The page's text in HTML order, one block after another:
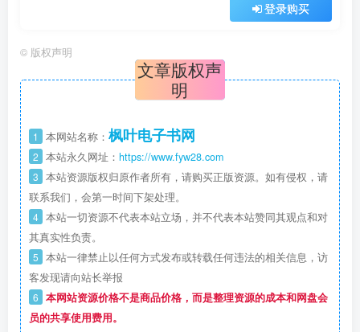
登录购买
© 版权声明
文章版权声
明
1 本网站名称： 枫叶电子书网
2 本站永久网址： https://www.fyw28.com
3 本站资源版权归原作者所有，请购买正版资源。如有侵权，请
联系我们，会第一时间下架处理。
4 本站一切资源不代表本站立场，并不代表本站赞同其观点和对
其真实性负责。
5 本站一律禁止以任何方式发布或转载任何违法的相关信息，访
客发现请向站长举报
6 本网站资源价格不是商品价格，而是整理资源的成本和网盘会
员的共享使用费用。